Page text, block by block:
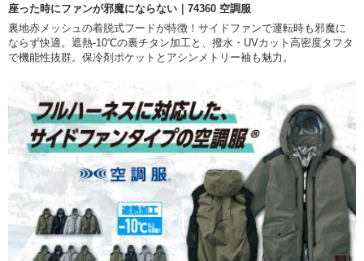
座った時にファンが邪魔にならない｜74360 空調服
裏地赤メッシュの着脱式フードが特徴！サイドファンで運転時も邪魔に
ならず快適。遮熱-10℃の裏チタン加工と、撥水・UVカット高密度タフタ
で機能性抜群。保冷剤ポケットとアシンメトリー袖も魅力。